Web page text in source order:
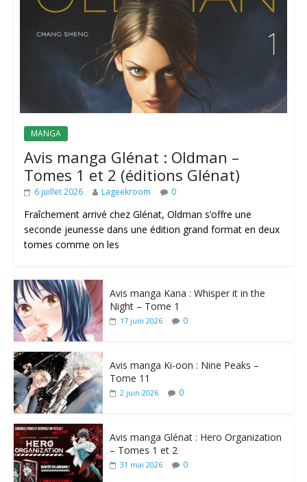
MANGA
Avis manga Glénat : Oldman –
Tomes 1 et 2 (éditions Glénat)
6 juillet 2026 Lageekroom 0
Fraîchement arrivé chez Glénat, Oldman s’offre une
seconde jeunesse dans une édition grand format en deux
tomes comme on les
Avis manga Kana : Whisper it in the
Night – Tome 1
17 juin 2026 0
Avis manga Ki-oon : Nine Peaks –
Tome 11
2 juin 2026 0
Avis manga Glénat : Hero Organization
– Tomes 1 et 2
31 mai 2026 0